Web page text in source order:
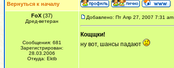
Вернуться к началу
FoX (37)
Дред-ветеран
Сообщения: 681
Зарегистрирован:
28.03.2006
Откуда: Ektb
Добавлено: Пт Апр 27, 2007 7:31 am
Кощщки!
ну вот, шансы падают